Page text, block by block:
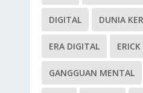
DIGITAL DUNIA
ERA DIGITAL
GANGGUAN MENTAL